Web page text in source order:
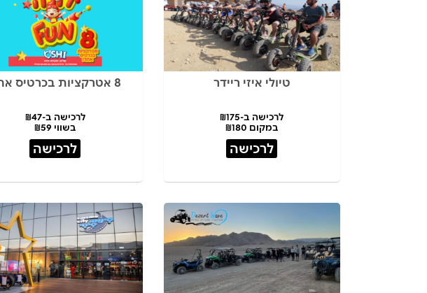
טיולי איזי ריידר
לרכישה ב-₪175
במקום ₪180
לרכישה
8 אטרקציות בכרטיס אחד
לרכישה ב-₪47
בשווי ₪59
לרכישה